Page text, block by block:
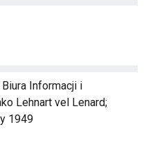
Informacji i
Lehnart vel Lenard;
1949